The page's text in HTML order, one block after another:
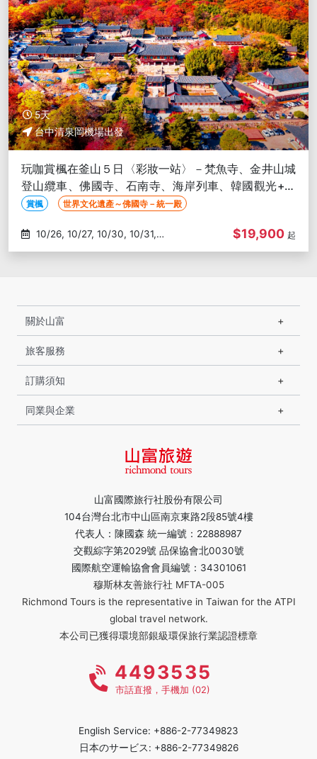
5天
台中清泉岡機場出發
玩咖賞楓在釜山５日〈彩妝一站〉－梵魚寺、金井山城
登山纜車、佛國寺、石南寺、海岸列車、韓國觀光+美
食100選-台中出發
賞楓 世界文化遺產～佛國寺－統一殿
11/02
$19,900 起
山富國際旅行社股份有限公司
104台灣台北市中山區南京東路2段85號4樓
代表人：陳國森 統一編號：22888987
交觀綜字第2029號 品保協會北0030號
國際航空運輸協會會員編號：34301061
穆斯林友善旅行社 MFTA-005
Richmond Tours is the representative in Taiwan for the ATPI
global travel network.
本公司已獲得環境部銀級環保旅行業認證標章
關於山富
旅客服務
訂購須知
同業與企業
4493535
市話直撥，手機加 (02)
English Service: +886-2-77349823
日本のサービス: +886-2-77349826